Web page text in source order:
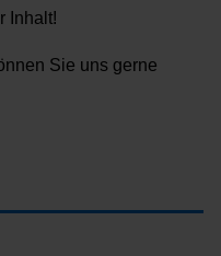
Inhalt!
Sie uns gerne